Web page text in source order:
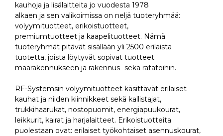
kauhoja ja lisälaitteita jo vuodesta 1978
alkaen ja sen valikoimissa on neljä tuoteryhmää:
volyymituotteet, erikoistuotteet,
premiumtuotteet ja kaapelituotteet. Nämä
tuoteryhmät pitävät sisällään yli 2500 erilaista
tuotetta, joista löytyvät sopivat tuotteet
maarakennukseen ja rakennus- sekä ratatöihin.
RF-Systemsin volyymituotteet käsittävät erilaiset
kauhat ja niiden kiinnikkeet sekä kallistajat,
trukkihaarukat, nostopuomit, energiapuukourat,
leikkurit, kairat ja harjalaitteet. Erikoistuotteita
puolestaan ovat: erilaiset työkohtaiset asennuskourat,